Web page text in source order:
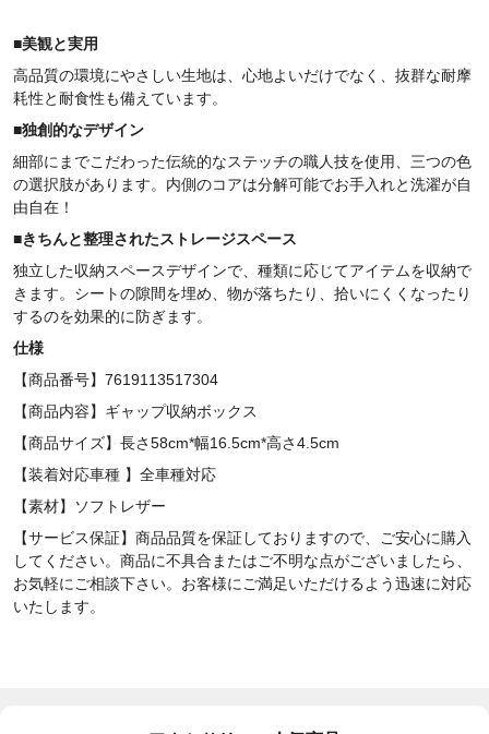
■美観と実用
高品質の環境にやさしい生地は、心地よいだけでなく、抜群な耐摩
耗性と耐食性も備えています。
■独創的なデザイン
細部にまでこだわった伝統的なステッチの職人技を使用、三つの色
の選択肢があります。内側のコアは分解可能でお手入れと洗濯が自
由自在！
■きちんと整理されたストレージスペース
独立した収納スペースデザインで、種類に応じてアイテムを収納で
きます。シートの隙間を埋め、物が落ちたり、拾いにくくなったり
するのを効果的に防ぎます。
仕様
【商品番号】7619113517304
【商品内容】ギャップ収納ボックス
【商品サイズ】長さ58cm*幅16.5cm*高さ4.5cm
【装着対応車種 】全車種対応
【素材】ソフトレザー
【サービス保証】商品品質を保証しておりますので、ご安心に購入
してください。商品に不具合またはご不明な点がございましたら、
お気軽にご相談下さい。お客様にご満足いただけるよう迅速に対応
いたします。